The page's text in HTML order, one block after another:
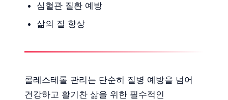
심혈관 질환 예방
삶의 질 향상
콜레스테롤 관리는 단순히 질병 예방을 넘어
건강하고 활기찬 삶을 위한 필수적인